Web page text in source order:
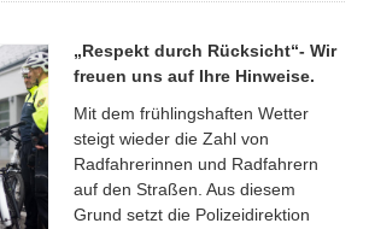
„Respekt durch Rücksicht“- Wir
freuen uns auf Ihre Hinweise.
Mit dem frühlingshaften Wetter
steigt wieder die Zahl von
Radfahrerinnen und Radfahrern
auf den Straßen. Aus diesem
Grund setzt die Polizeidirektion